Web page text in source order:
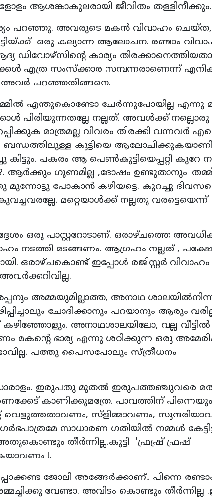
ആശങ്കാകുലരായി ജീവിതം തള്ളിനീക്കും.
പറഞ്ഞു. അവരുടെ മകന്‍ വിവാഹം
ഒരു കല്യാണ ആലോചന. രണ്ടാം
ഡിവോഴ്‌സിന്റെ കാര്യം
എത്ര സംസ്‌ക്കാര സമ്പന്നരാണെന്ന്
പറഞ്ഞതിങ്ങനെ.
എന്തുകൊണ്ടോ ചേര്‍ന്നുപോയില്ല എന്നു
പിരിയുന്നതല്ലേ നല്ലത്. അവള്‍ക്ക് നല്ലൊരു
മാത്രമല്ല വിവരം തിരക്കി വന്നവര്‍
കുട്ടിയെ
കിട്ടും. പകരം ആ പെണ്‍കുട്ടിയെപ്പറ്റി
ആര്‍ക്കും ഗുണമില്ല ,ദോഷം ഉണ്ടുതാനും
പോകാന്‍ കഴിയട്ടെ. കുറച്ചു
മറ്റെയാള്‍ക്ക് നല്ലതു വരട്ടെയെന്ന്
ഒരു പാസ്റ്ററോടാണ്. ഒരാഴ്ചത്തെ
നടത്തി മടങ്ങണം. ആഗ്രഹം നല്ലത് , പക്ഷേ
ഒരാഴ്ചകൊണ്ട് ഇപ്പോള്‍ രജിസ്റ്റര്‍ വിവാഹം
അമ്മയുമില്ലാത്ത, അനാഥ
ചോദിക്കാനും പറയാനും ആരും
അനാഥശാലയിലോ, വല്ല വീട്ടില്‍
മകന്റെ ഭാര്യ എന്നു ശഠിക്കുന്ന ഒരു
പത്തു പൈസപോലും സ്ത്രീധനം
ധാരാളം. ഇരുപതു മുതല്‍ ഇരുപത്തഞ്ചുവരെ മതി
കാണിക്കുമത്രേ. പാവത്തിന്
സ്‌ളിമ്മാവണം,
സാധാരണ ഗതിയില്‍ നമ്മള്‍
തീര്‍ന്നില്ല.കുട്ടി 'ഫ്രഷ്ര് ഫ്രഷ്
!.
ജോലി അങ്ങേര്‍ക്കാണ്.. പിന്നെ
വേണ്ടാ. അവിടം കൊണ്ടും തീര്‍ന്നില്ല